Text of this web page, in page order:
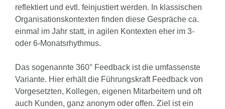
reflektiert und evtl. feinjustiert werden. In klassischen
Organisationskontexten finden diese Gespräche ca.
einmal im Jahr statt, in agilen Kontexten eher im 3-
oder 6-Monatsrhythmus.
Das sogenannte 360° Feedback ist die umfassenste
Variante. Hier erhält die Führungskraft Feedback von
Vorgesetzten, Kollegen, eigenen Mitarbeitern und oft
auch Kunden, ganz anonym oder offen. Ziel ist ein